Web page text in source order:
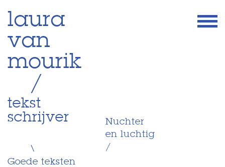
Skip
to
content
laura
van
mourik
/
tekst
schrijver
\
Nuchter
en luchtig
/
Goede teksten